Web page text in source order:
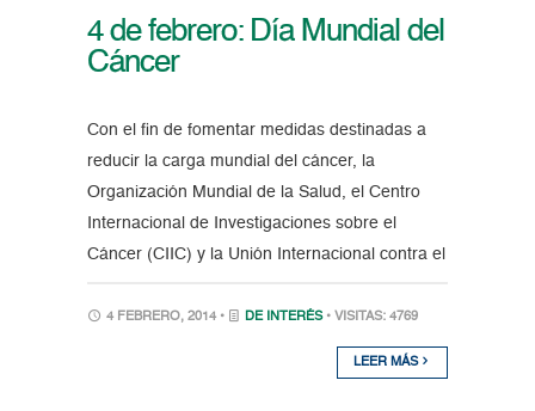
4 de febrero: Día Mundial del
Cáncer
Con el fin de fomentar medidas destinadas a
reducir la carga mundial del cáncer, la
Organización Mundial de la Salud, el Centro
Internacional de Investigaciones sobre el
Cáncer (CIIC) y la Unión Internacional contra el
4 FEBRERO, 2014 • DE INTERÉS • VISITAS: 4769
LEER MÁS